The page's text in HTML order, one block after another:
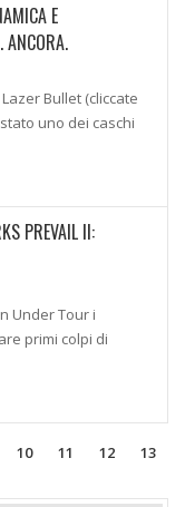
E
ANCORA.
Bullet (cliccate
uno dei caschi
PREVAIL II:
Under Tour i
primi colpi di
10 11 12 13